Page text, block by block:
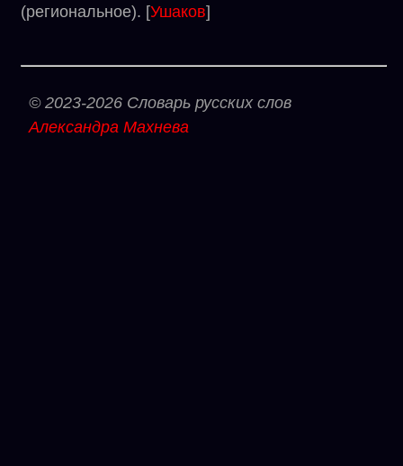
(региональное). [Ушаков]
© 2023-2026 Словарь русских слов
Александра Махнева